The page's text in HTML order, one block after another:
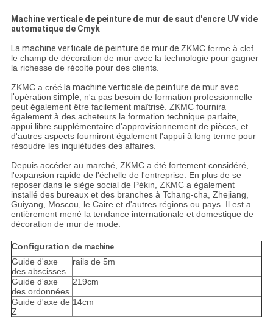
Machine verticale de peinture de mur de saut d'encre UV vide
automatique de Cmyk
La machine verticale de peinture de mur de ZKMC ferme à clef
le champ de décoration de mur avec la technologie pour gagner
la richesse de récolte pour des clients.
ZKMC a créé la machine verticale de peinture de mur avec
l'opération simple, n'a pas besoin de formation professionnelle
peut également être facilement maîtrisé. ZKMC fournira
également à des acheteurs la formation technique parfaite,
appui libre supplémentaire d'approvisionnement de pièces, et
d'autres aspects fourniront également l'appui à long terme pour
résoudre les inquiétudes des affaires.
Depuis accéder au marché, ZKMC a été fortement considéré,
l'expansion rapide de l'échelle de l'entreprise. En plus de se
reposer dans le siège social de Pékin, ZKMC a également
installé des bureaux et des branches à Tchang-cha, Zhejiang,
Guiyang, Moscou, le Caire et d'autres régions ou pays. Il est a
entièrement mené la tendance internationale et domestique de
décoration de mur de mode.
Configuration demachine
Guide d'axe
des abscisses
rails de 5m
Guide d'axe
des ordonnées
219cm
Guide d'axe de
Z
14cm